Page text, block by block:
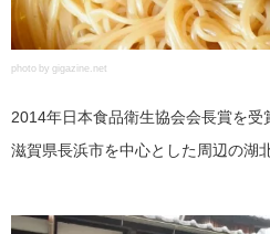
photo by gigazine.net
2014年日本食品衛生協会会長賞を受
滋賀県長浜市を中心とした周辺の湖